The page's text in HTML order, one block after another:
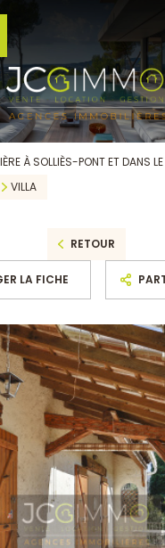
À SOLLIÈS-PONT ET DANS
VILLA
RETOUR
LA FICHE